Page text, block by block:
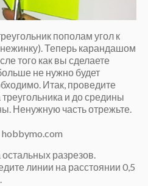
пополам угол к
Теперь карандашом
того как вы сделаете
не нужно будет
Итак, проведите
треугольника и до средины
Ненужную часть отрежьте.
разрезов.
линии на расстоянии 0,5